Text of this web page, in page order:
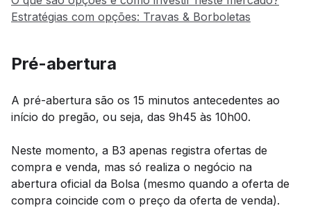
Estratégias com opções: Travas & Borboletas
Pré-abertura
A pré-abertura são os 15 minutos antecedentes ao
início do pregão, ou seja, das 9h45 às 10h00.
Neste momento, a B3 apenas registra ofertas de
compra e venda, mas só realiza o negócio na
abertura oficial da Bolsa (mesmo quando a oferta de
compra coincide com o preço da oferta de venda).